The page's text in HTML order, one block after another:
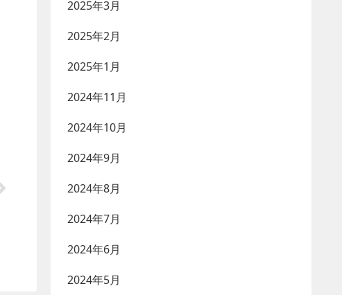
2025年3月
2025年2月
2025年1月
2024年11月
2024年10月
2024年9月
2024年8月
2024年7月
2024年6月
2024年5月